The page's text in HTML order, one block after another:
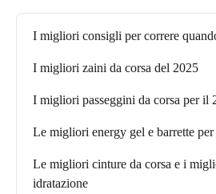
I migliori consigli per correre
I migliori zaini da corsa del 2025
I migliori passeggini da corsa per il
Le migliori energy gel e barrette
Le migliori cinture da corsa e i
idratazione